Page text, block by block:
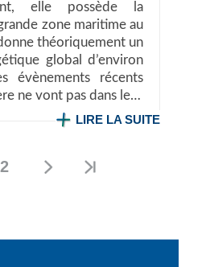
elle possède la
zone maritime au
théoriquement un
global d’environ
évènements récents
ne vont pas dans le…
LIRE LA SUITE
Page
2